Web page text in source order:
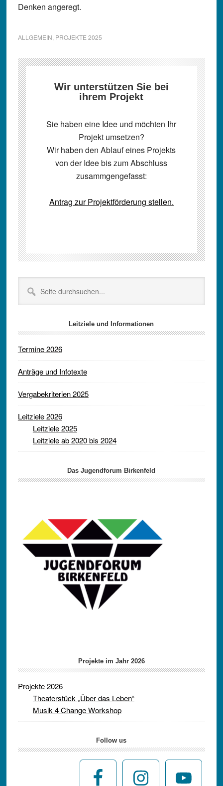
Denken angeregt.
ALLGEMEIN PROJEKTE 2025
Wir unterstützen Sie bei
ihrem Projekt
Sie haben eine Idee und möchten Ihr
Projekt umsetzen?
Wir haben den Ablauf eines Projekts
von der Idee bis zum Abschluss
zusammgengefasst:
Antrag zur Projektförderung stellen.
Seitenspalte
durchsuchen...
Leitziele und Informationen
Termine 2026
Anträge und Infotexte
Vergabekriterien 2025
Leitziele 2026
Leitziele 2025
Leitziele ab 2020 bis 2024
Das Jugendforum Birkenfeld
Projekte im Jahr 2026
Projekte 2026
Theaterstück „Über das Leben“
Musik 4 Change Workshop
Follow us